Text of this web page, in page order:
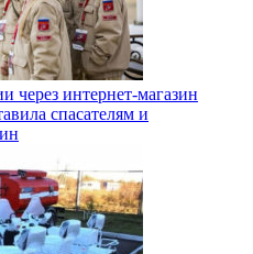
интернет-магазин
спасателям и